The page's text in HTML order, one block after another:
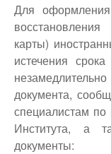
Для
карты)
истечения
документа,
специалистам по
Института, а
документы: